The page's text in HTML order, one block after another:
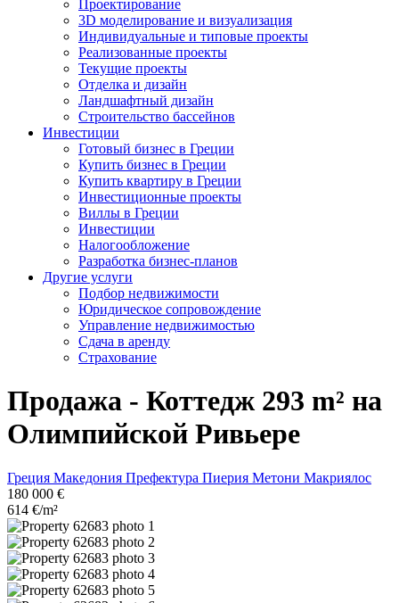
Проектирование
3D моделирование и визуализация
Индивидуальные и типовые проекты
Реализованные проекты
Текущие проекты
Отделка и дизайн
Ландшафтный дизайн
Строительство бассейнов
Инвестиции
Готовый бизнес в Греции
Купить бизнес в Греции
Купить квартиру в Греции
Инвестиционные проекты
Виллы в Греции
Инвестиции
Налогообложение
Разработка бизнес-планов
Другие услуги
Подбор недвижимости
Юридическое сопровождение
Управление недвижимостью
Сдача в аренду
Страхование
Продажа - Коттедж 293 m² на
Олимпийской Ривьере
Греция Македония Префектура Пиерия Метони Макриялос
180 000 €
614 €/m²